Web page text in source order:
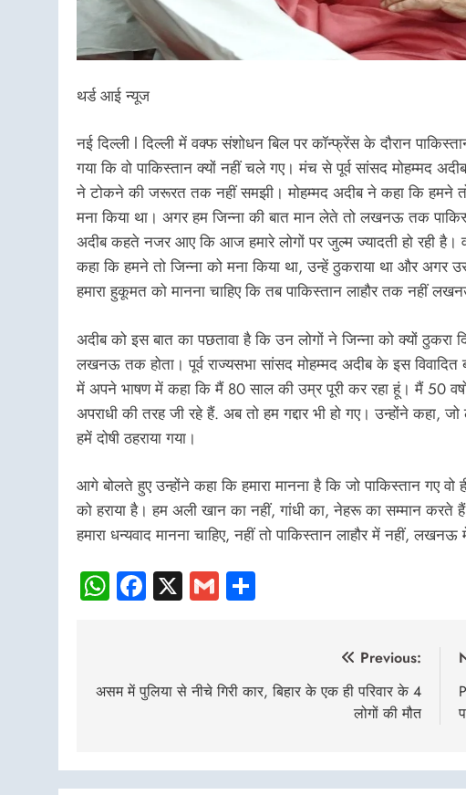
थर्ड आई न्यूज
नई दिल्ली l दिल्ली में वक्फ संशोधन बिल पर कॉन्फ्रेंस के दौरान
गया कि वो पाकिस्तान क्यों नहीं चले गए। मंच से पूर्व सांसद मोहम्मद
ने टोकने की जरूरत तक नहीं समझी। मोहम्मद अदीब ने कहा कि हमने
मना किया था। अगर हम जिन्ना की बात मान लेते तो लखनऊ तक
अदीब कहते नजर आए कि आज हमारे लोगों पर जुल्म ज्यादती हो रही है।
कहा कि हमने तो जिन्ना को मना किया था, उन्हें ठुकराया था और
हमारा हुकूमत को मानना चाहिए कि तब पाकिस्तान लाहौर तक नहीं
अदीब को इस बात का पछतावा है कि उन लोगों ने जिन्ना को क्यों
लखनऊ तक होता। पूर्व राज्यसभा सांसद मोहम्मद अदीब के इस
में अपने भाषण में कहा कि मैं 80 साल की उम्र पूरी कर रहा हूं। मैं 50
अपराधी की तरह जी रहे हैं. अब तो हम गद्दार भी हो गए। उन्होंने
हमें दोषी ठहराया गया।
आगे बोलते हुए उन्होंने कहा कि हमारा मानना ​​है कि जो पाकिस्तान गए
को हराया है। हम अली खान का नहीं, गांधी का, नेहरू का सम्मान करते
हमारा धन्यवाद मानना ​​चाहिए, नहीं तो पाकिस्तान लाहौर में नहीं,
WhatsApp
Facebook
X Gmail
navigation
Previous:
असम में पुलिया से नीचे गिरी कार, बिहार के एक ही परिवार के 4
लोगों की मौत